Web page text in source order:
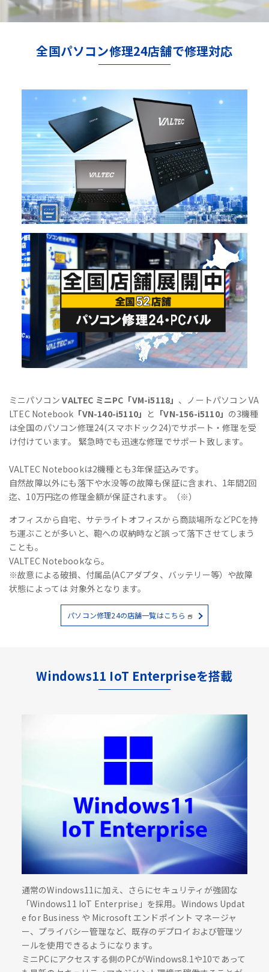
全国パソコン修理24店舗で修理対応
ミニパソコン VALTEC ミニPC「VM-i5118」 、ノートパソコン VA
LTEC Notebook 「VN-140-i5110」 と 「VN-156-i5110」 の3機種
は全国のパソコン修理24(スマホドック24)でサポート・修理を受
け付けています。 緊急時でも迅速な修理でサポート致します。
VALTEC Notebookは2機種とも3年保証込みです。
自然故障以外にも落下や水没等の故障も保証に含まれ、1年間2回
迄、10万円迄の修理金額が保証されます。（※）
オフィスから自宅、サテライトオフィスから商談場所などPCを持
ち運ぶことが多いと、鞄への収納時など誤って落下させてしまう
ことも。
VALTEC Notebookなら。
※故意による破損、付属品(ACアダプタ、バッテリー等）や故障
状態によっては 対象外となります。
パソコン修理24の店舗一覧はこちら
Windows11 IoT Enterpriseを搭載
通常のWindows11に加え、さらにセキュリティが強固な
「Windows11 IoT Enterprise」を採用。Windows Updat
e for Business や Microsoft エンドポイント マネージャ
ー、プライバシー管理など、既存のデプロイおよび管理ツ
ールを使用できるようになります。
ミニPCにアクセスする側のPCがWindows8.1や10であって